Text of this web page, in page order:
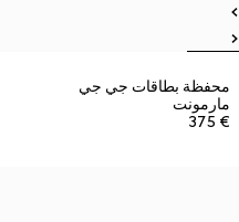
محفظة بطاقات جي جي
مارمونت
€ 375